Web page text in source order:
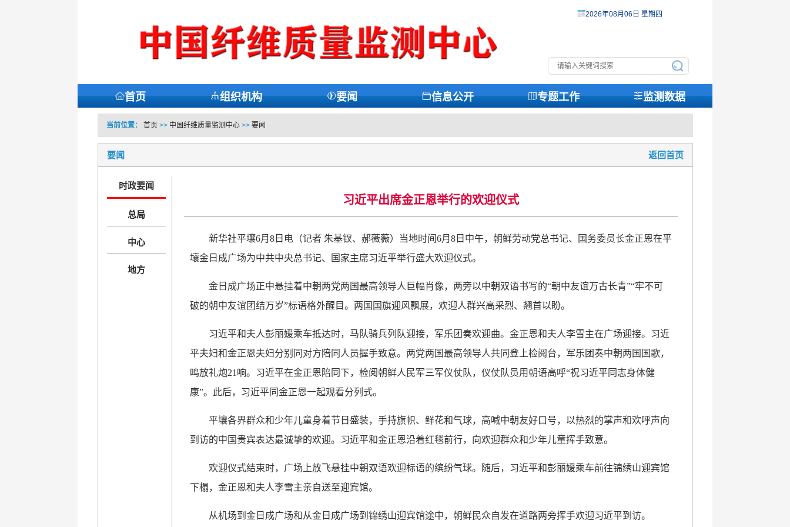
2026年08月06日 星期四
首页 组织机构 要闻 信息公开 专题工作 监测数据
当前位置： 首页 >> 中国纤维质量监测中心>> 要闻
要闻 返回首页
时政要闻
总局
中心
地方
习近平出席金正恩举行的欢迎仪式
新华社平壤6月8日电（记者 朱基钗、郝薇薇）当地时间6月8日中午，朝鲜劳动党总书记、国务委员长金正恩在平
壤金日成广场为中共中央总书记、国家主席习近平举行盛大欢迎仪式。
金日成广场正中悬挂着中朝两党两国最高领导人巨幅肖像，两旁以中朝双语书写的“朝中友谊万古长青”“牢不可
破的朝中友谊团结万岁”标语格外醒目。两国国旗迎风飘展，欢迎人群兴高采烈、翘首以盼。
习近平和夫人彭丽媛乘车抵达时，马队骑兵列队迎接，军乐团奏欢迎曲。金正恩和夫人李雪主在广场迎接。习近
平夫妇和金正恩夫妇分别同对方陪同人员握手致意。两党两国最高领导人共同登上检阅台，军乐团奏中朝两国国歌，
鸣放礼炮21响。习近平在金正恩陪同下，检阅朝鲜人民军三军仪仗队，仪仗队员用朝语高呼“祝习近平同志身体健
康”。此后，习近平同金正恩一起观看分列式。
平壤各界群众和少年儿童身着节日盛装，手持旗帜、鲜花和气球，高喊中朝友好口号，以热烈的掌声和欢呼声向
到访的中国贵宾表达最诚挚的欢迎。习近平和金正恩沿着红毯前行，向欢迎群众和少年儿童挥手致意。
欢迎仪式结束时，广场上放飞悬挂中朝双语欢迎标语的缤纷气球。随后，习近平和彭丽媛乘车前往锦绣山迎宾馆
下榻，金正恩和夫人李雪主亲自送至迎宾馆。
从机场到金日成广场和从金日成广场到锦绣山迎宾馆途中，朝鲜民众自发在道路两旁挥手欢迎习近平到访。